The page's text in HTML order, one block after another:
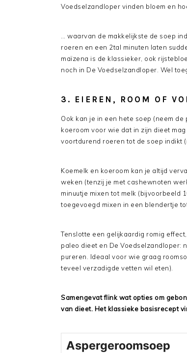
Voedselzandloper vinden bloem en
… waarvan de makkelijkste de soep
roeren en een 2tal minuten laten
maïzena is de klassieker, ook
noch in De Voedselzandloper. Wel
3. EIEREN, ROOM OF
Ook kan je in een hete soep (neem
koeroom voor wie dat in zijn dieet
voortdurend roeren tot de soep indikt
Koemelk en koeroom kan je altijd
weken (tenzij je met cashewnoten
minuutje mixen tot melk (bijvoorbeeld
toegevoegd mixen in een blendertje tot
Tenslotte een gelijkaardig romig
paleo dieet en De Voedselzandloper:
pureren. Ideaal voor wie graag
teveel verzadigde vetten wil eten).
Samengevat flink wat opties om
van dieet. Het klassieke basisrecept
Aspergeroomsoep